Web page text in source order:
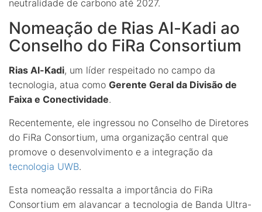
neutralidade de carbono até 2027.
Nomeação de Rias Al-Kadi ao
Conselho do FiRa Consortium
Rias Al-Kadi, um líder respeitado no campo da
tecnologia, atua como Gerente Geral da Divisão de
Faixa e Conectividade.
Recentemente, ele ingressou no Conselho de Diretores
do FiRa Consortium, uma organização central que
promove o desenvolvimento e a integração da
tecnologia UWB.
Esta nomeação ressalta a importância do FiRa
Consortium em alavancar a tecnologia de Banda Ultra-